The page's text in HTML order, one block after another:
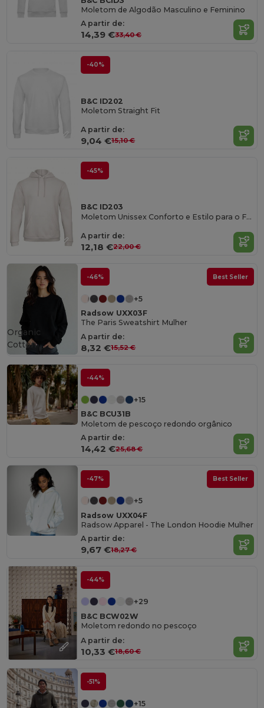
Moletom de Algodão Masculino e Feminino
A partir de:
14,39 €33,40 €
-40%
B&C ID202
Moletom Straight Fit
A partir de:
9,04 €15,10 €
-45%
B&C ID203
Moletom Unissex Conforto e Estilo para o Frio
A partir de:
12,18 €22,00 €
-46% Best Seller
+5
Radsow UXX03F
The Paris Sweatshirt Mulher
A partir de:
8,32 €15,52 €
Organic
Cotton
-44%
+15
B&C BCU31B
Moletom de pescoço redondo orgânico
A partir de:
14,42 €25,68 €
-47% Best Seller
+5
Radsow UXX04F
Radsow Apparel - The London Hoodie Mulher
A partir de:
9,67 €18,27 €
-44%
+29
B&C BCW02W
Moletom redondo no pescoço
A partir de:
10,33 €18,60 €
-51%
+15